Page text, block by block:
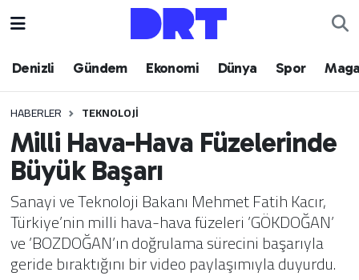
Denizli Gündem Ekonomi Dünya Spor
HABERLER TEKNOLOJI
Milli Hava-Hava Füzelerinde
Büyük Başarı
Sanayi ve Teknoloji Bakanı Mehmet Fatih Kacır,
Türkiye’nin milli hava-hava füzeleri ’GÖKDOĞAN’
ve ’BOZDOĞAN’ın doğrulama sürecini başarıyla
geride bıraktığını bir video paylaşımıyla duyurdu.
Denizli
Ekonomi
Dünya
Spor
Magazin
Hava Durumu
Puan Durumu ve Fikstür
Tüm Manşetler
Son Dakika Haberleri
Haber Arşivi